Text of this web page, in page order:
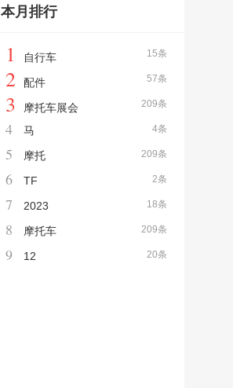
本月排行
15条
1 自行车
57条
2 配件
209条
3 摩托车展会
4条
4 马
209条
5 摩托
2条
6 TF
18条
7 2023
209条
8 摩托车
20条
9 12